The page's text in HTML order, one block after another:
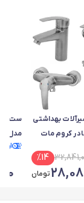
شیرآلات بهداشتی
کروم مات
%14
تومان
ست
مدل